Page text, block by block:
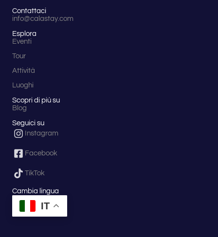
Contattaci
info@calastay.com
Esplora
Eventi
Tour
Attività
Luoghi
Scopri di più su
Blog
Seguici su
Instagram
Facebook
TikTok
Cambia lingua
IT